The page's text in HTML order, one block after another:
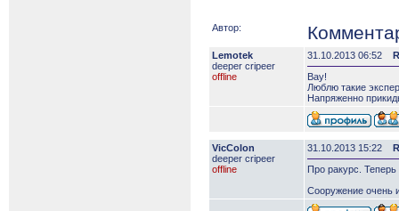
Автор:
Lemotek
deeper сripeer
offline
31.10.2013 06:52
Вау!
Люблю такие
Напряженно
VicColon
deeper сripeer
offline
31.10.2013 15:22
Про ракурс.
Сооружение очень